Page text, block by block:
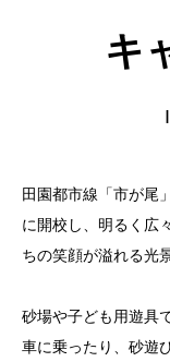
キ
田園都市線「市が尾
に開校し、明るく広
ちの笑顔が溢れる光
砂場や子ども用遊具
車に乗ったり、砂遊